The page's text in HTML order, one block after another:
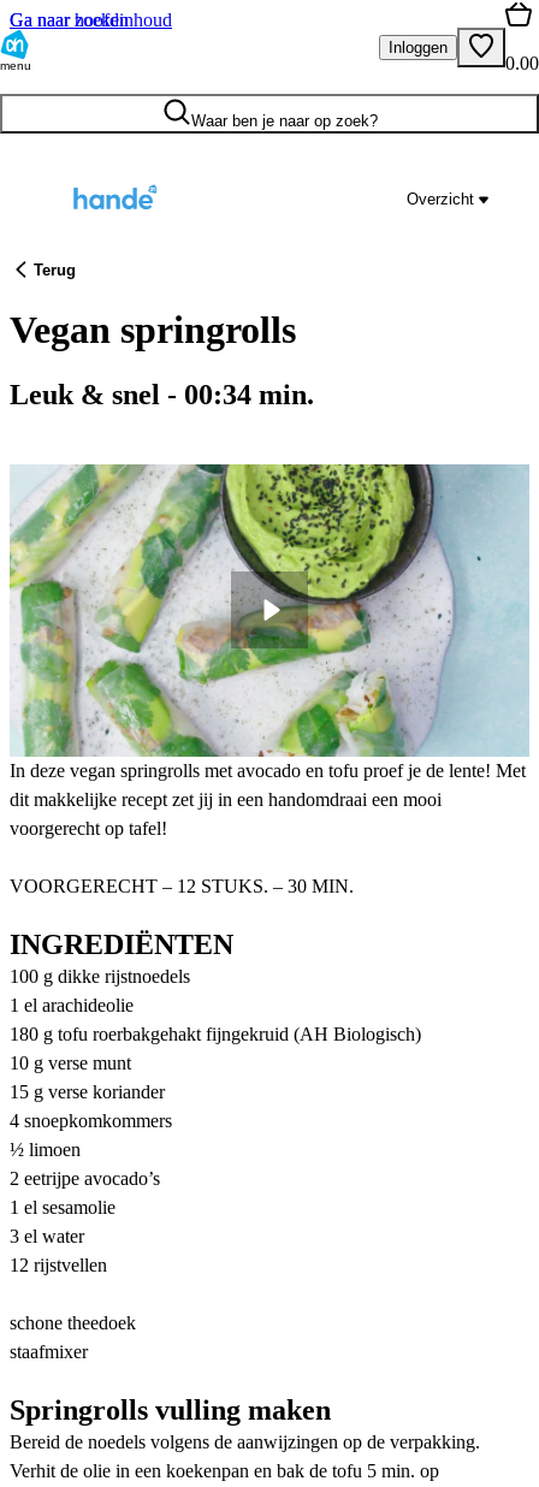
Ga naar hoofdinhoud
Ga naar zoeken
menu
Inloggen
0.00
Waar ben je naar op zoek?
Overzicht
Terug
Vegan springrolls
Leuk & snel - 00:34 min.
In deze vegan springrolls met avocado en tofu proef je de lente! Met
dit makkelijke recept zet jij in een handomdraai een mooi
voorgerecht op tafel!
VOORGERECHT – 12 STUKS. – 30 MIN.
INGREDIËNTEN
100 g dikke rijstnoedels
1 el arachideolie
180 g tofu roerbakgehakt fijngekruid (AH Biologisch)
10 g verse munt
15 g verse koriander
4 snoepkomkommers
½ limoen
2 eetrijpe avocado’s
1 el sesamolie
3 el water
12 rijstvellen
schone theedoek
staafmixer
Springrolls vulling maken
Bereid de noedels volgens de aanwijzingen op de verpakking.
Verhit de olie in een koekenpan en bak de tofu 5 min. op